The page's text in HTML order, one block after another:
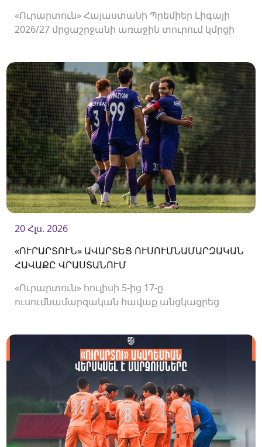
«Ուրարտուն» Հայաստանի Պրեմիեր Լիգայի
2026/27 մրցաշրջանի առաջին տուրում կմրցի
20 Հլս. 2026
«ՈՒՐԱՐՏՈՒՆ» ԱՎԱՐՏԵՑ ՈՒՍՈՒՄՆԱՄԱՐԶԱԿԱՆ
ՀԱՎԱՔԸ ՎՐԱՍՏԱՆՈՒՄ
«Ուրարտուն» հուլիսի 5-ից 17-ը
ուսումնամարզական հավաք անցկացրեց